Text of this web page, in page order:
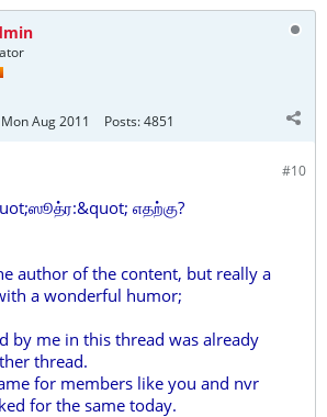
Mon Aug 2011 Posts:4851
#10
எதற்கு?
author of the content, but really a
a wonderful humor;
by me in this thread was already
thread.
for members like you and nvr
for the same today.